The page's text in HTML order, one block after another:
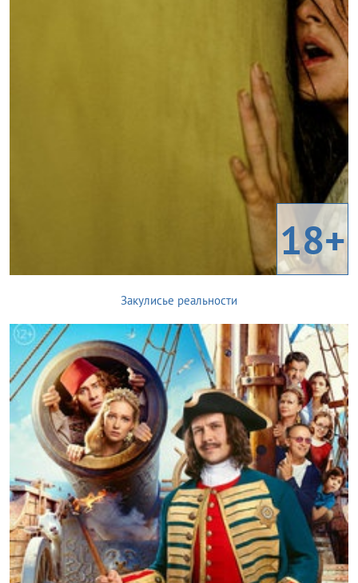
18+
Закулисье реальности